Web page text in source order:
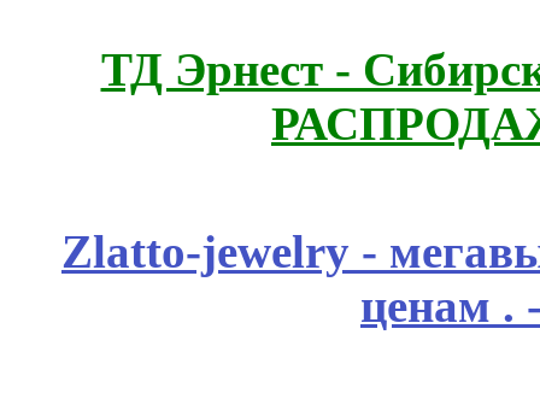
ТД Эрнест -
Zlatto-jewelry -
ценам .